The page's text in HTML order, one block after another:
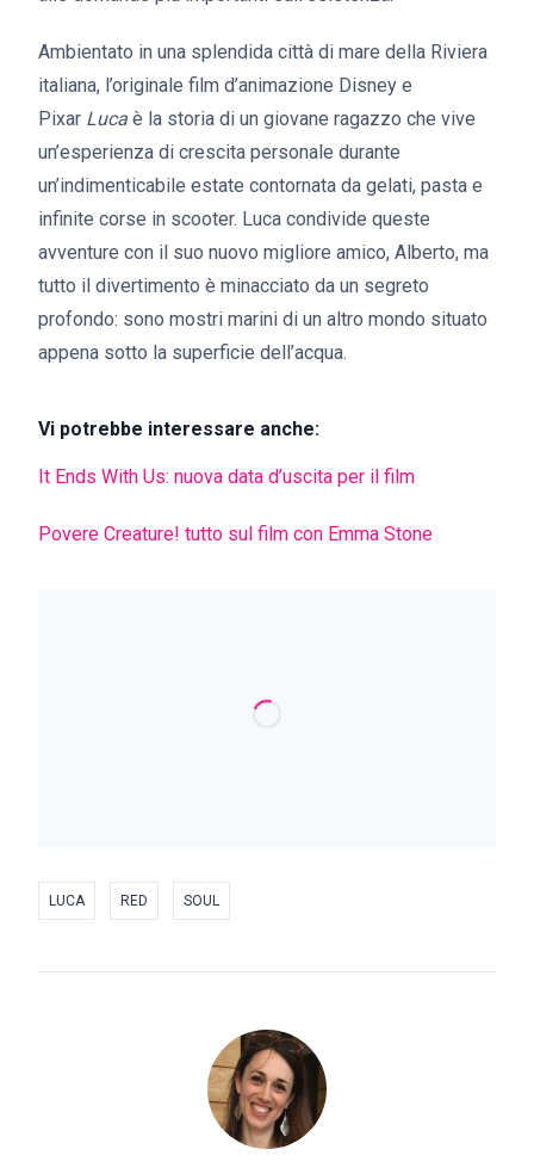
Ambientato in una splendida città di mare della Riviera
italiana, l’originale film d’animazione Disney e
Pixar Luca è la storia di un giovane ragazzo che vive
un’esperienza di crescita personale durante
un’indimenticabile estate contornata da gelati, pasta e
infinite corse in scooter. Luca condivide queste
avventure con il suo nuovo migliore amico, Alberto, ma
tutto il divertimento è minacciato da un segreto
profondo: sono mostri marini di un altro mondo situato
appena sotto la superficie dell’acqua.
Vi potrebbe interessare anche:
It Ends With Us: nuova data d’uscita per il film
Povere Creature! tutto sul film con Emma Stone
LUCA RED SOUL